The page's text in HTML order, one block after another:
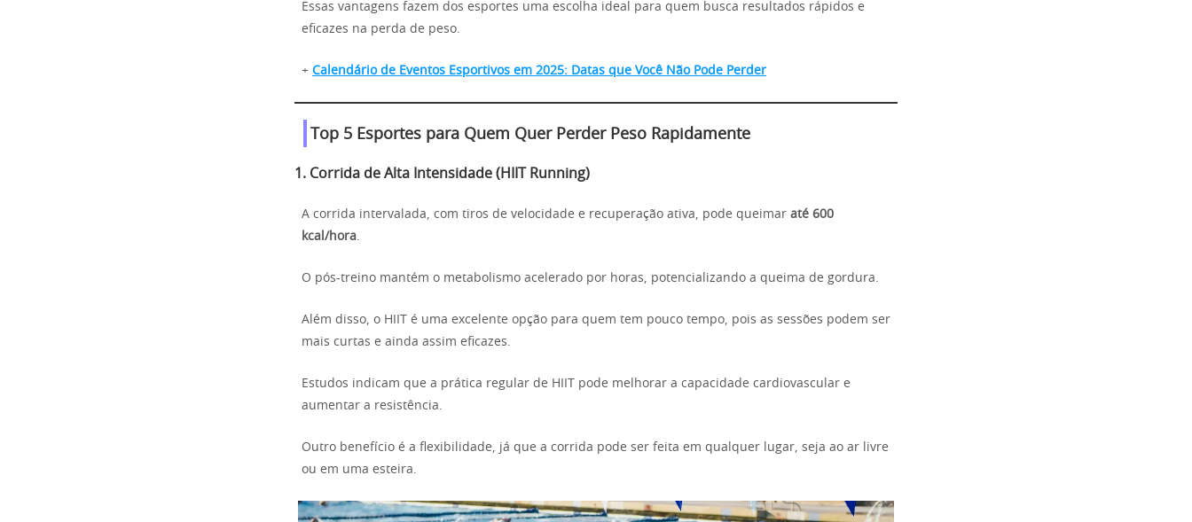
Essas vantagens fazem dos esportes uma escolha ideal para quem busca resultados rápidos e
eficazes na perda de peso.
+ Calendário de Eventos Esportivos em 2025: Datas que Você Não Pode Perder
Top 5 Esportes para Quem Quer Perder Peso Rapidamente
1. Corrida de Alta Intensidade (HIIT Running)
A corrida intervalada, com tiros de velocidade e recuperação ativa, pode queimar até 600
kcal/hora.
O pós-treino mantém o metabolismo acelerado por horas, potencializando a queima de gordura.
Além disso, o HIIT é uma excelente opção para quem tem pouco tempo, pois as sessões podem ser
mais curtas e ainda assim eficazes.
Estudos indicam que a prática regular de HIIT pode melhorar a capacidade cardiovascular e
aumentar a resistência.
Outro benefício é a flexibilidade, já que a corrida pode ser feita em qualquer lugar, seja ao ar livre
ou em uma esteira.